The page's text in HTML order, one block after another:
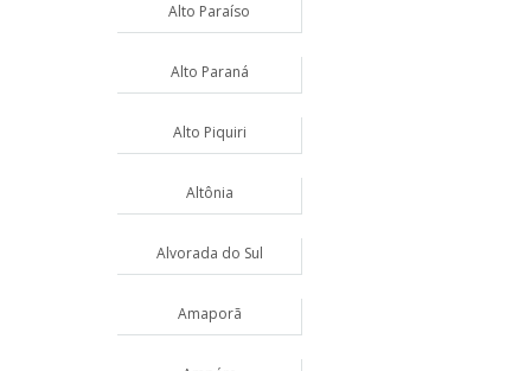
Alto Paraíso
Alto Paraná
Alto Piquiri
Altônia
Alvorada do Sul
Amaporã